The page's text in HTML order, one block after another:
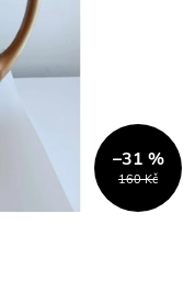
160 Kč
–31 %